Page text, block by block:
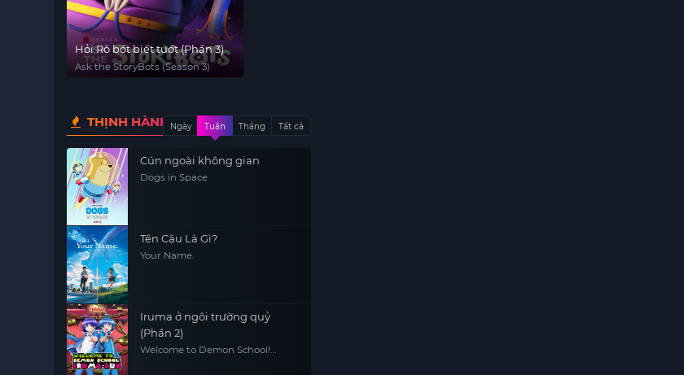
Hỏi Rô bốt biết tuốt (Phần 3)
Ask the StoryBots (Season 3)
THỊNH HÀNHNgày Tuần Tháng Tất cả
Cún ngoài không gian
Dogs in Space
Tên Cậu Là Gì?
Your Name.
Iruma ở ngôi trường quỷ
(Phần 2)
Welcome to Demon School!